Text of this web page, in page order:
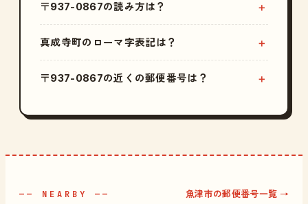
〒937-0867の読み方は？
真成寺町のローマ字表記は？
〒937-0867の近くの郵便番号は？
—— NEARBY —— 魚津市の郵便番号一覧 →